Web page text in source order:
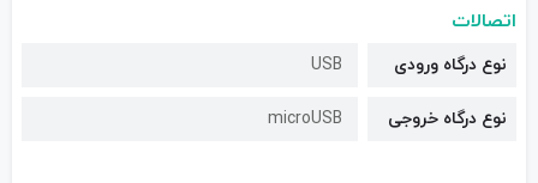
اتصالات
نوع درگاه ورودی USB
نوع درگاه خروجی microUSB